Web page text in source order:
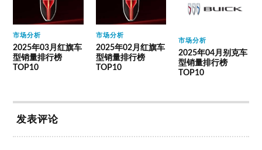
市场分析
2025年03月红旗车
型销量排行榜
TOP10
市场分析
2025年02月红旗车
型销量排行榜
TOP10
市场分析
2025年04月别克车
型销量排行榜
TOP10
发表评论